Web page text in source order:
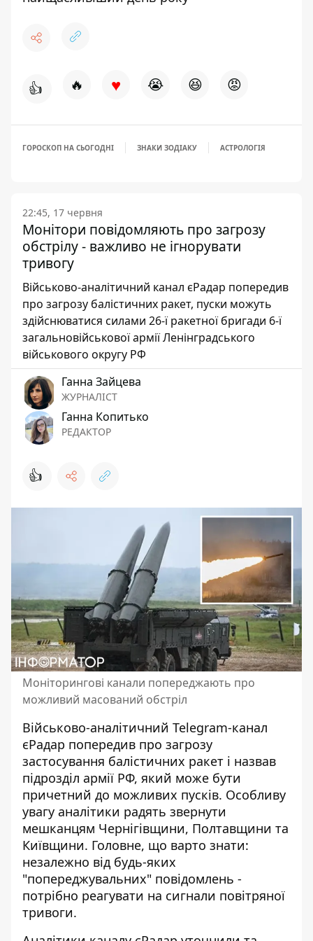
👍 🔥 ♥ 😭 😆 😡
ГОРОСКОП НА СЬОГОДНІ ЗНАКИ ЗОДІАКУ АСТРОЛОГІЯ
22:45, 17 червня
Монітори повідомляють про загрозу
обстрілу - важливо не ігнорувати
тривогу
Військово-аналітичний канал єРадар попередив
про загрозу балістичних ракет, пуски можуть
здійснюватися силами 26-ї ракетної бригади 6-ї
загальновійськової армії Ленінградського
військового округу РФ
Ганна Зайцева
ЖУРНАЛІСТ
Ганна Копитько
РЕДАКТОР
👍
Моніторингові канали попереджають про
можливий масований обстріл
Військово-аналітичний Telegram-канал
єРадар попередив про загрозу
застосування балістичних ракет і назвав
підрозділ армії РФ, який може бути
причетний до можливих пусків. Особливу
увагу аналітики радять звернути
мешканцям Чернігівщини, Полтавщини та
Київщини. Головне, що варто знати:
незалежно від будь-яких
"попереджувальних" повідомлень -
потрібно реагувати на сигнали повітряної
тривоги.